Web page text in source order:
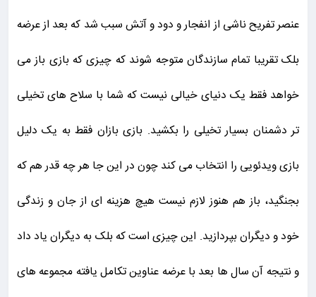
عنصر تفریح ناشی از انفجار و دود و آتش سبب شد که بعد از عرضه
بلک تقریبا تمام سازندگان متوجه شوند که چیزی که بازی باز می
خواهد فقط یک دنیای خیالی نیست که شما با سلاح های تخیلی
تر دشمنان بسیار تخیلی را بکشید. بازی بازان فقط به یک دلیل
بازی ویدئویی را انتخاب می کند چون در این جا هر چه قدر هم که
بجنگید، باز هم هنوز لازم نیست هیچ هزینه ای از جان و زندگی
خود و دیگران بپردازید. این چیزی است که بلک به دیگران یاد داد
و نتیجه آن سال ها بعد با عرضه عناوین تکامل یافته مجموعه های